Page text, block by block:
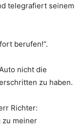
telegrafiert seinem
berufen!“.
nicht die
zu haben.
Richter:
zu meiner